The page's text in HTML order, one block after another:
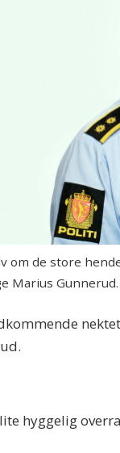
om de store
Marius Gunnerud.
hyggelig